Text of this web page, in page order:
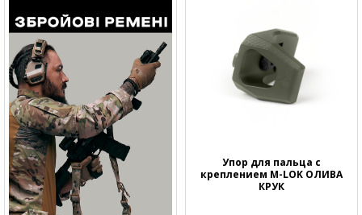
Упор для пальца с
креплением M-LOK ОЛИВА
КРУК